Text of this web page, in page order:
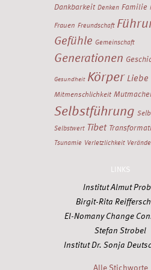
Dankbarkeit Denken Familie
Frauen Freundschaft
Gefühle Gemeinschaft
Generationen
Gesundheit KörperLiebe
Mitmenschlichkeit
Selbstführung
Selbstwert Tibet
Tsunamie Verletzlichkeit
LINKS
Institut Almut
Birgit-Rita
El-Nomany Change
Stefan Strobel
Institut Dr. Sonja
Alle Stichworte